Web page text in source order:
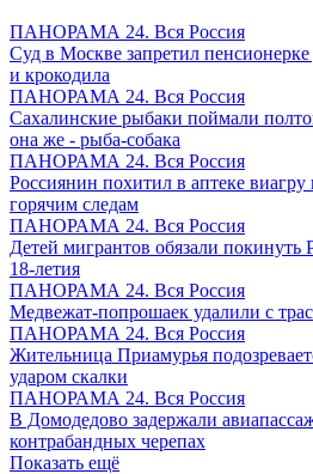
ПАНОРАМА 24. Вся Россия
Суд в Москве запретил пенсионерке
и крокодила
ПАНОРАМА 24. Вся Россия
Сахалинские рыбаки поймали
она же - рыба-собака
ПАНОРАМА 24. Вся Россия
Россиянин похитил в аптеке
горячим следам
ПАНОРАМА 24. Вся Россия
Детей мигрантов обязали
18-летия
ПАНОРАМА 24. Вся Россия
Медвежат-попрошаек удалили с
ПАНОРАМА 24. Вся Россия
Жительница Приамурья
ударом скалки
ПАНОРАМА 24. Вся Россия
В Домодедово задержали
контрабандных черепах
Показать ещё